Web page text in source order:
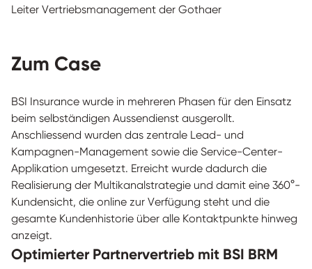
Leiter Vertriebsmanagement der Gothaer
Zum Case
BSI Insurance wurde in mehreren Phasen für den Einsatz
beim selbständigen Aussendienst ausgerollt.
Anschliessend wurden das zentrale Lead- und
Kampagnen-Management sowie die Service-Center-
Applikation umgesetzt. Erreicht wurde dadurch die
Realisierung der Multikanalstrategie und damit eine 360°-
Kundensicht, die online zur Verfügung steht und die
gesamte Kundenhistorie über alle Kontaktpunkte hinweg
anzeigt.
Optimierter Partnervertrieb mit BSI BRM